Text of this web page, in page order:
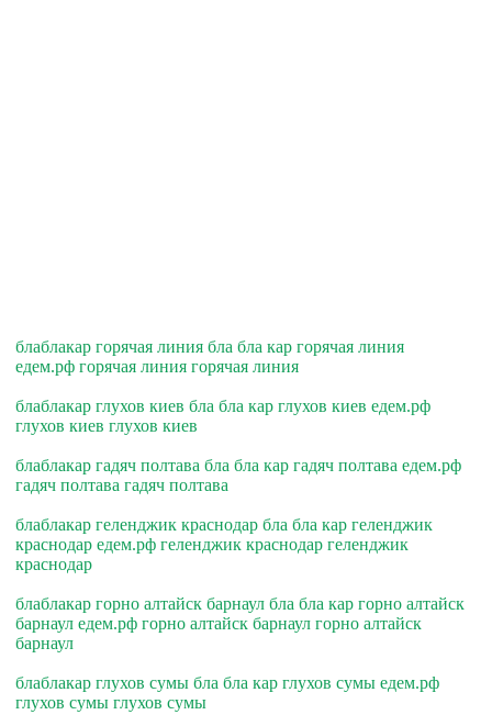
блаблакар горячая линия бла бла кар горячая линия
едем.рф горячая линия горячая линия
блаблакар глухов киев бла бла кар глухов киев едем.рф
глухов киев глухов киев
блаблакар гадяч полтава бла бла кар гадяч полтава едем.рф
гадяч полтава гадяч полтава
блаблакар геленджик краснодар бла бла кар геленджик
краснодар едем.рф геленджик краснодар геленджик
краснодар
блаблакар горно алтайск барнаул бла бла кар горно алтайск
барнаул едем.рф горно алтайск барнаул горно алтайск
барнаул
блаблакар глухов сумы бла бла кар глухов сумы едем.рф
глухов сумы глухов сумы